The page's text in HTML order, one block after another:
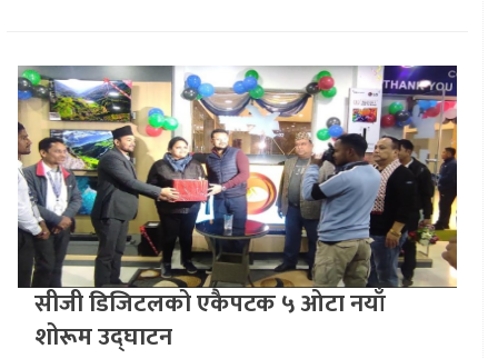
सीजी डिजिटलको एकैपटक ५ ओटा नयाँ
शोरूम उद्घाटन